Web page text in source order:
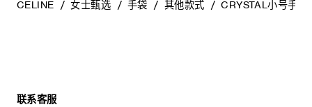
CELINE 女士甄选 手袋 其他款式 CRYSTAL小号手拿
联系客服